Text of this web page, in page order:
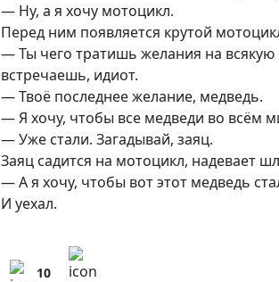
— Ну, а я хочу мотоцикл.
Перед ним появляется крутой
— Ты чего тратишь желания на
встречаешь, идиот.
— Твоё последнее желание, медведь.
— Я хочу, чтобы все медведи во всём
— Уже стали. Загадывай, заяц.
Заяц садится на мотоцикл, надевает
— А я хочу, чтобы вот этот медведь
И уехал.
10